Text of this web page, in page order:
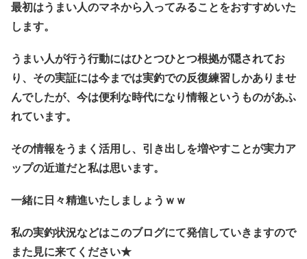
最初はうまい人のマネから入ってみることをおすすめいた
します。
うまい人が行う行動にはひとつひとつ根拠が隠されてお
り、その実証には今までは実釣での反復練習しかありませ
んでしたが、今は便利な時代になり情報というものがあふ
れています。
その情報をうまく活用し、引き出しを増やすことが実力ア
ップの近道だと私は思います。
一緒に日々精進いたしましょうｗｗ
私の実釣状況などはこのブログにて発信していきますので
また見に来てください★